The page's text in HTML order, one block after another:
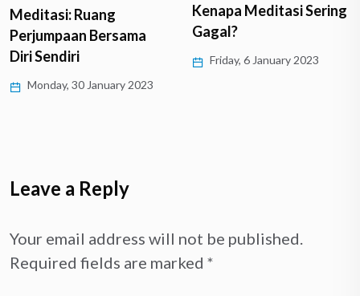
Meditasi: Ruang
Perjumpaan Bersama
Diri Sendiri
Monday, 30 January 2023
Kenapa Meditasi Sering
Gagal?
Friday, 6 January 2023
Leave a Reply
Your email address will not be published.
Required fields are marked *